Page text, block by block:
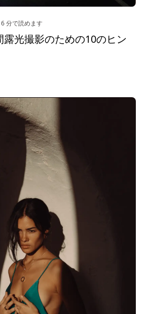
6 分で読めます
露光撮影のための10のヒン